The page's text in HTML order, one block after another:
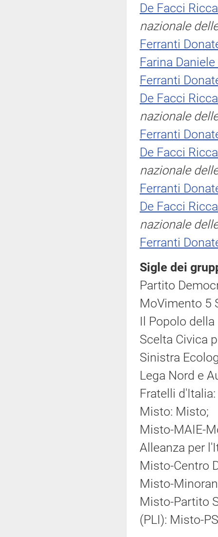
De Facci
nazionale
Ferranti
Farina Daniele
Ferranti
De Facci
nazionale
Ferranti
De Facci
nazionale
Ferranti
De Facci
nazionale
Ferranti
Sigle dei
Partito
MoVimento 5
Il Popolo
Scelta Civica
Sinistra
Lega Nord e
Fratelli d'Italia:
Misto: Misto;
Misto-MAIE-
Alleanza per
Misto-Centro
Misto-
Misto-Partito
(PLI): Misto-